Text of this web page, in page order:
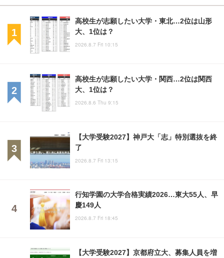
高校生が志願したい大学・東北…2位は山形
大、1位は？
2026.8.7 Fri 10:15
高校生が志願したい大学・関西…2位は関西
大、1位は？
2026.8.6 Thu 9:15
【大学受験2027】神戸大「志」特別選抜を終
了
2026.8.7 Fri 13:15
行知学園の大学合格実績2026…東大55人、早
慶149人
2026.8.7 Fri 18:45
【大学受験2027】京都府立大、募集人員を増